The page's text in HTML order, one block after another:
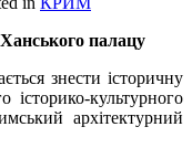
палацу
знести історичну
історико-культурного
архітектурний